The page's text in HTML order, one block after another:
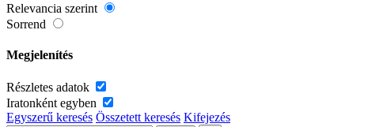
Relevancia szerint
Sorrend
Megjelenítés
Részletes adatok
Iratonként egyben
Egyszerű keresés Összetett keresés Kifejezés